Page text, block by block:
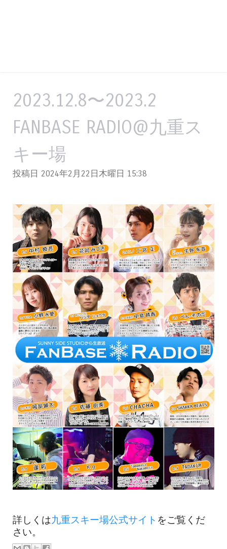
2023.12.8〜2023.2
FANBASE RADIO@九重ス
キー場
投稿日 2024年2月22日木曜日 15:38
詳しくは九重スキー場公式サイト をご覧くだ
さい。